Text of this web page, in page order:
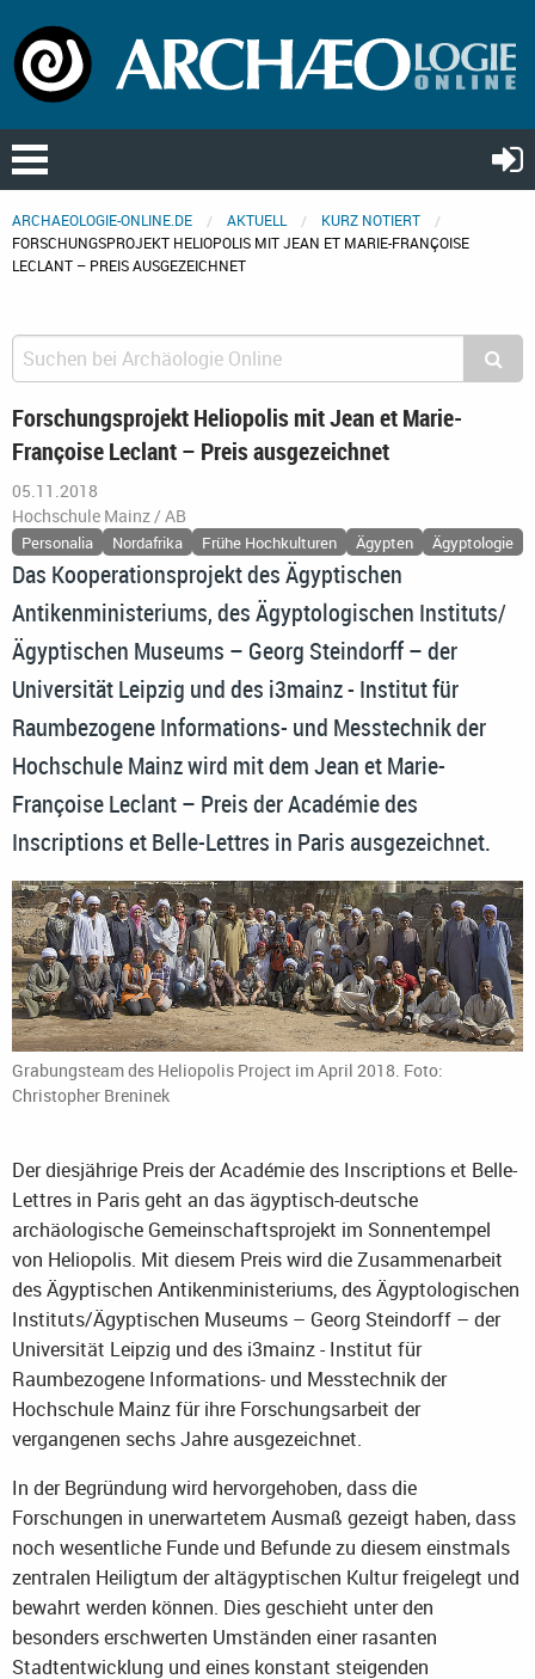
ARCHAEOLOGIE-ONLINE.DE AKTUELL
KURZ NOTIERT
FORSCHUNGSPROJEKT HELIOPOLIS MIT JEAN ET MARIE-FRANÇOISE
LECLANT – PREIS AUSGEZEICHNET
Forschungsprojekt Heliopolis mit Jean et Marie-
Françoise Leclant – Preis ausgezeichnet
05.11.2018
Hochschule Mainz / AB
Personalia Nordafrika Frühe Hochkulturen Ägypten Ägyptologie
Das Kooperationsprojekt des Ägyptischen
Antikenministeriums, des Ägyptologischen Instituts/
Ägyptischen Museums – Georg Steindorff – der
Universität Leipzig und des i3mainz - Institut für
Raumbezogene Informations- und Messtechnik der
Hochschule Mainz wird mit dem Jean et Marie-
Françoise Leclant – Preis der Académie des
Inscriptions et Belle-Lettres in Paris ausgezeichnet.
Grabungsteam des Heliopolis Project im April 2018. Foto:
Christopher Breninek
Der diesjährige Preis der Académie des Inscriptions et Belle-
Lettres in Paris geht an das ägyptisch-deutsche
archäologische Gemeinschaftsprojekt im Sonnentempel
von Heliopolis. Mit diesem Preis wird die Zusammenarbeit
des Ägyptischen Antikenministeriums, des Ägyptologischen
Instituts/Ägyptischen Museums – Georg Steindorff – der
Universität Leipzig und des i3mainz - Institut für
Raumbezogene Informations- und Messtechnik der
Hochschule Mainz für ihre Forschungsarbeit der
vergangenen sechs Jahre ausgezeichnet.
In der Begründung wird hervorgehoben, dass die
Forschungen in unerwartetem Ausmaß gezeigt haben, dass
noch wesentliche Funde und Befunde zu diesem einstmals
zentralen Heiligtum der altägyptischen Kultur freigelegt und
bewahrt werden können. Dies geschieht unter den
besonders erschwerten Umständen einer rasanten
Stadtentwicklung und eines konstant steigenden